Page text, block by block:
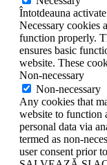
Întotdeauna activate
Necessary cookies
function properly.
ensures basic
website. These
Non-necessary
Non-necessary
Any cookies that
website to function
personal data via
termed as non-
user consent prior